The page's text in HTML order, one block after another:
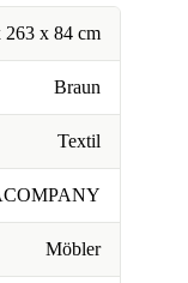
263 x 84 cm
Braun
Textil
Möbler